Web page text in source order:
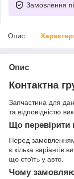
Замовлення
Опис
Опис
Контактна
Запчастина для
та відповідністю
Що
Перед
є кілька варіантів
що стоїть у авто.
Чому